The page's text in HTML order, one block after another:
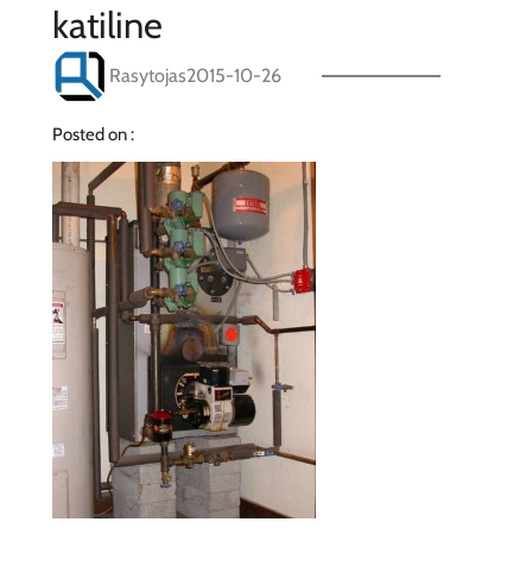
katiline
Rasytojas2015-10-26
Posted on :